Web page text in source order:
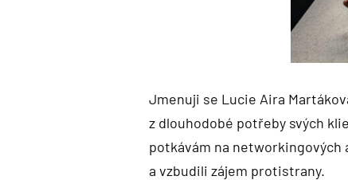
Jmenuji se Lucie Aira
z dlouhodobé potřeby svých
potkávám na networkingových
a vzbudili zájem protistrany.